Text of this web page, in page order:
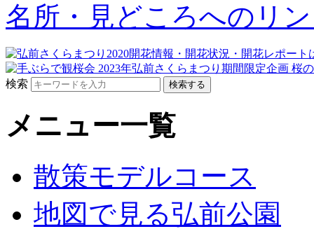
名所・見どころへのリ
検索
メニュー一覧
散策モデルコース
地図で見る弘前公園